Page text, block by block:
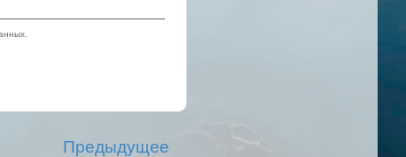
Предыдущее